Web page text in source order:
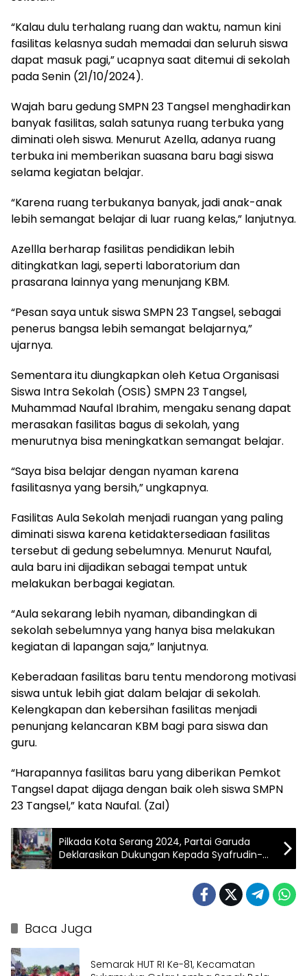
“Kalau dulu terhalang ruang dan waktu, namun kini
fasilitas kelasnya sudah memadai dan seluruh siswa
dapat masuk pagi,” ucapnya saat ditemui di sekolah
pada Senin (21/10/2024).
Wajah baru gedung SMPN 23 Tangsel menghadirkan
banyak fasilitas, salah satunya ruang terbuka yang
diminati oleh siswa. Menurut Azella, adanya ruang
terbuka ini memberikan suasana baru bagi siswa
selama kegiatan belajar.
“Karena ruang terbukanya banyak, jadi anak-anak
lebih semangat belajar di luar ruang kelas,” lanjutnya.
Azellla berharap fasilitas pendidikan lebih
ditingkatkan lagi, seperti laboratorium dan
prasarana lainnya yang menunjang KBM.
“Pesan saya untuk siswa SMPN 23 Tangsel, sebagai
penerus bangsa lebih semangat belajarnya,”
ujarnya.
Sementara itu diungkapkan oleh Ketua Organisasi
Siswa Intra Sekolah (OSIS) SMPN 23 Tangsel,
Muhammad Naufal Ibrahim, mengaku senang dapat
merasakan fasilitas bagus di sekolah, yang
menurutnya bisa meningkatkan semangat belajar.
“Saya bisa belajar dengan nyaman karena
fasilitasnya yang bersih,” ungkapnya.
Fasilitas Aula Sekolah menjadi ruangan yang paling
diminati siswa karena ketidaktersediaan fasilitas
tersebut di gedung sebelumnya. Menurut Naufal,
aula baru ini dijadikan sebagai tempat untuk
melakukan berbagai kegiatan.
“Aula sekarang lebih nyaman, dibandingkan di
sekolah sebelumnya yang hanya bisa melakukan
kegiatan di lapangan saja,” lanjutnya.
Keberadaan fasilitas baru tentu mendorong motivasi
siswa untuk lebih giat dalam belajar di sekolah.
Kelengkapan dan kebersihan fasilitas menjadi
penunjang kelancaran KBM bagi para siswa dan
guru.
“Harapannya fasilitas baru yang diberikan Pemkot
Tangsel dapat dijaga dengan baik oleh siswa SMPN
23 Tangsel,” kata Naufal. (Zal)
Pilkada Kota Serang 2024, Partai Garuda
Deklarasikan Dukungan Kepada Syafrudin-
Heriyanto
Baca Juga
Semarak HUT RI Ke-81, Kecamatan